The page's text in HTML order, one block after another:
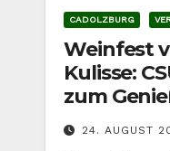
CADOLZBURG
Weinfest
Kulisse:
zum
24. AUGUST